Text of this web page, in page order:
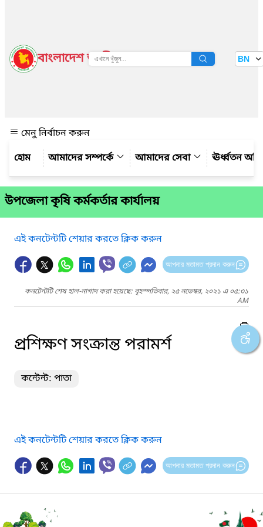
বাংলাদেশ জাতীয় তথ্য বাতায়ন BN
মেনু নির্বাচন করুন
আমাদের সম্পর্কে
আমাদের সেবা ঊর্ধ্বতন
উপজেলা কৃষি কর্মকর্তার কার্যালয়
এই কনটেন্টটি শেয়ার করতে ক্লিক করুন
আপনার মতামত প্রদান করুন
কনটেন্টটি শেষ হাল-নাগাদ করা হয়েছে: বৃহস্পতিবার, ২৫ নভেম্বর, ২০২১ এ ০৫:৩১
AM
প্রশিক্ষণ সংক্রান্ত পরামর্শ
কন্টেন্ট: পাতা
এই কনটেন্টটি শেয়ার করতে ক্লিক করুন
আপনার মতামত প্রদান করুন